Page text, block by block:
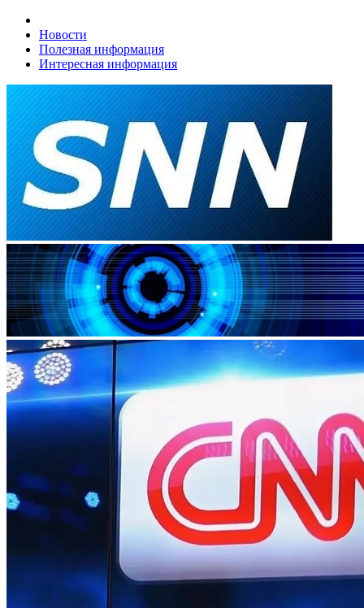
Новости
Полезная информация
Интересная информация